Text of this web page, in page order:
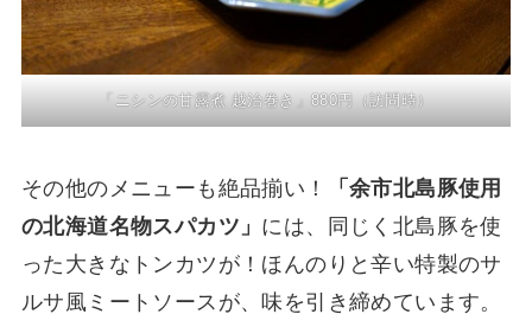
「ニシンの甘露煮 越治巻き」880円（訪問時）
その他のメニューも絶品揃い！
「余市北島豚使用
の北海道名物スパカツ」 には、同じく北島豚を使
った大きなトンカツが！ほんのりと辛い特製のサ
ルサ風ミートソースが、味を引き締めています。